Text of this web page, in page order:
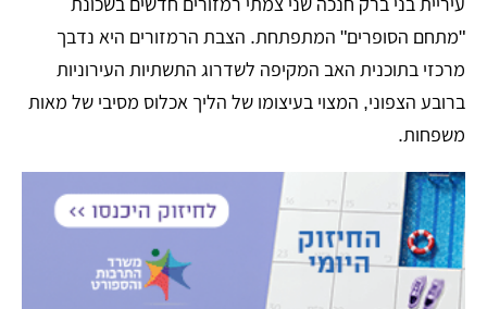
"מתחם הסופרים" המתפתחת. הצבת הרמזורים היא נדבך
מרכזי בתוכנית האב המקיפה לשדרוג התשתיות העירוניות
ברובע הצפוני, המצוי בעיצומו של הליך אכלוס מסיבי של מאות
משפחות.